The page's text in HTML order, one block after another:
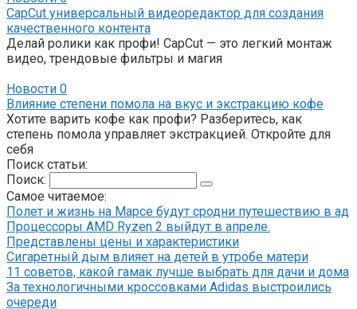
CapCut универсальный видеоредактор для создания
качественного контента
Делай ролики как профи! CapCut — это легкий монтаж
видео, трендовые фильтры и магия
Новости 0
Влияние степени помола на вкус и экстракцию кофе
Хотите варить кофе как профи? Разберитесь, как
степень помола управляет экстракцией. Откройте для
себя
Поиск статьи:
Поиск:
Самое читаемое:
Полет и жизнь на Марсе будут сродни путешествию в ад
Процессоры AMD Ryzen 2 выйдут в апреле.
Представлены цены и характеристики
Сигаретный дым влияет на детей в утробе матери
11 советов, какой гамак лучше выбрать для дачи и дома
За технологичными кроссовками Adidas выстроились
очереди